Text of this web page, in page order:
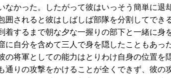
なかった。したがって彼はいっそう簡単に退
されると彼はしばしば部隊を分割してでき
着するまで朝な夕な一握りの部下と一緒に身
に自分を含めて三人で身を隠したこともあっ
の将軍としての能力はとりわけ自身の位置を
通りの攻撃をかけることが全くできず、彼の